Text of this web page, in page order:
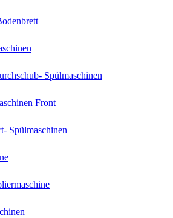
Spülmaschinen
Front
Spülmaschinen